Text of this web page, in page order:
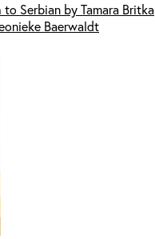
Serbian by Tamara Britka
Baerwaldt